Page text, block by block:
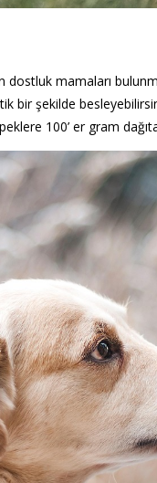
mamaları
bir şekilde
100’ er gram